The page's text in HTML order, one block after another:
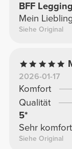
BFF
Mein
Siehe Original
2026-01-17
Komfort
Qualität
5*
Sehr
Siehe Original